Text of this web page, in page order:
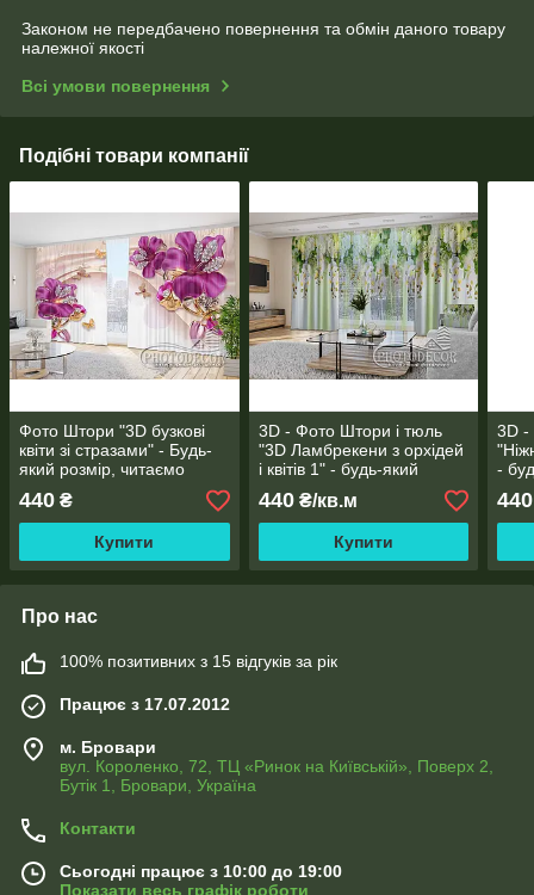
Законом не передбачено повернення та обмін даного товару
належної якості
Всі умови повернення
Подібні товари компанії
Фото Штори "3D бузкові
квіти зі стразами" - Будь-
який розмір, читаємо
опис!
440 ₴
Купити
3D - Фото Штори і тюль
"3D Ламбрекени з орхідей
і квітів 1" - будь-який
розмір. Читаємо опис!
440₴/кв.м
Купити
3D -
-
440
Про нас
100% позитивних з 15 відгуків за рік
Працює з 17.07.2012
м. Бровари
вул. Короленко, 72, ТЦ «Ринок на Київській», Поверх 2,
Бутік 1, Бровари, Україна
Контакти
Сьогодні працює з 10:00 до 19:00
Показати весь графік роботи